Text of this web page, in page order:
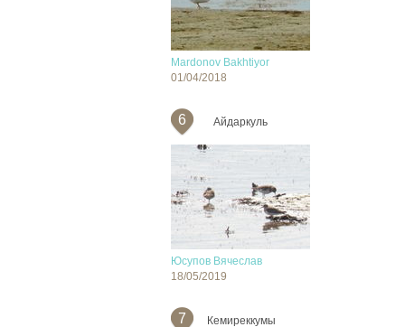
Mardonov Bakhtiyor
01/04/2018
6 Айдаркуль
Юсупов Вячеслав
18/05/2019
7 Кемиреккумы